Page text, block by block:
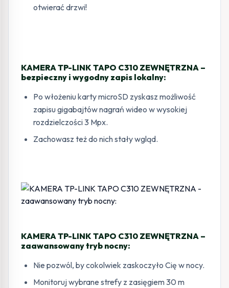
otwierać drzwi!
KAMERA TP-LINK TAPO C310 ZEWNĘTRZNA –
bezpieczny i wygodny zapis lokalny:
Po włożeniu karty microSD zyskasz możliwość
zapisu gigabajtów nagrań wideo w wysokiej
rozdzielczości 3 Mpx.
Zachowasz też do nich stały wgląd.
KAMERA TP-LINK TAPO C310 ZEWNĘTRZNA –
zaawansowany tryb nocny:
Nie pozwól, by cokolwiek zaskoczyło Cię w nocy.
Monitoruj wybrane strefy z zasięgiem 30 m